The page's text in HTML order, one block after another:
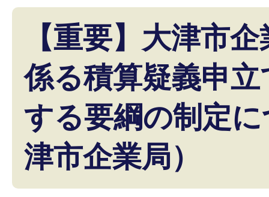
【重要】大津市
係る積算疑義申
する要綱の制定
津市企業局）